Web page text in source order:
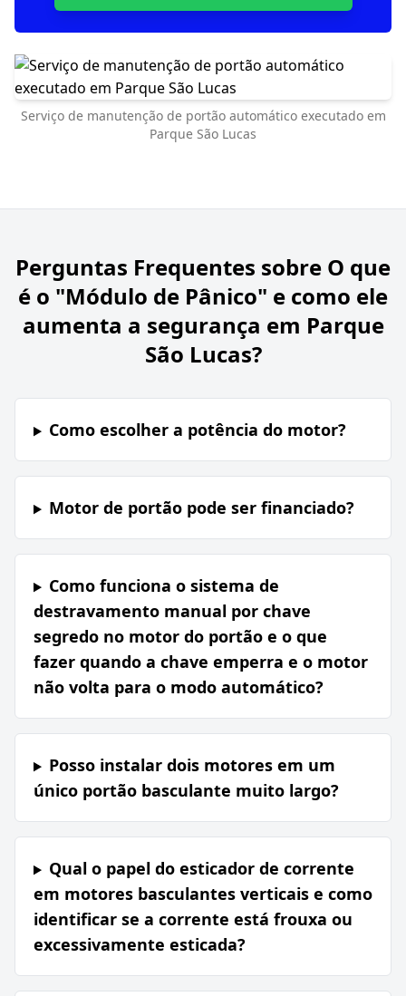
Serviço de manutenção de portão automático executado em
Parque São Lucas
Perguntas Frequentes sobre O que
é o "Módulo de Pânico" e como ele
aumenta a segurança em Parque
São Lucas?
Como escolher a potência do motor?
Motor de portão pode ser financiado?
Como funciona o sistema de
destravamento manual por chave
segredo no motor do portão e o que
fazer quando a chave emperra e o motor
não volta para o modo automático?
Posso instalar dois motores em um
único portão basculante muito largo?
Qual o papel do esticador de corrente
em motores basculantes verticais e como
identificar se a corrente está frouxa ou
excessivamente esticada?